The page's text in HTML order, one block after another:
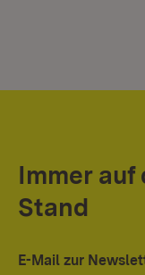
Immer auf
Stand
E-Mail zur